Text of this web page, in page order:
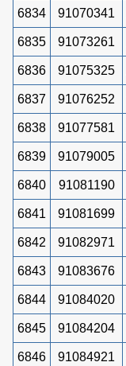
6834 91070341
6835 91073261
6836 91075325
6837 91076252
6838 91077581
6839 91079005
6840 91081190
6841 91081699
6842 91082971
6843 91083676
6844 91084020
6845 91084204
6846 91084921